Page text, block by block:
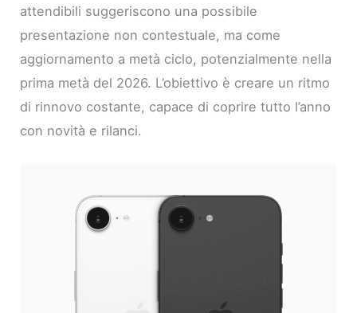
attendibili suggeriscono una possibile
presentazione non contestuale, ma come
aggiornamento a metà ciclo, potenzialmente nella
prima metà del 2026. L’obiettivo è creare un ritmo
di rinnovo costante, capace di coprire tutto l’anno
con novità e rilanci.